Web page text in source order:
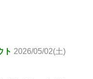
ト 2026/05/02(土)